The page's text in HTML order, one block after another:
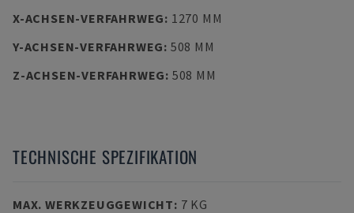
X-ACHSEN-VERFAHRWEG: 1270 MM
Y-ACHSEN-VERFAHRWEG: 508 MM
Z-ACHSEN-VERFAHRWEG: 508 MM
TECHNISCHE SPEZIFIKATION
MAX. WERKZEUGGEWICHT: 7 KG